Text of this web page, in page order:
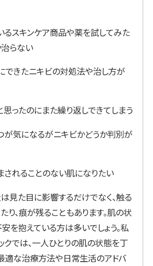
るスキンケア商品や薬を試してみた
らない
できたニキビの対処法や治し方が
思ったのにまた繰り返しできてしまう
が気になるがニキビかどうか判別が
されることのない肌になりたい
見た目に影響するだけでなく、触る
り、痕が残ることもあります。肌の状
を抱えている方は多いでしょう。私
クでは、一人ひとりの肌の状態を丁
適な治療方法や日常生活のアドバ